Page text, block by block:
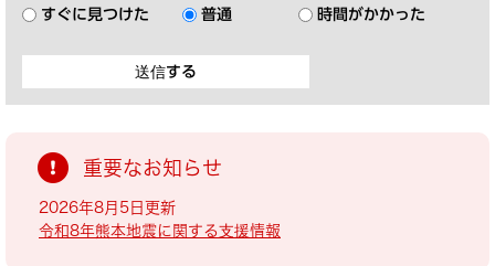
すぐに見つけた
普通 時間がかかった
重要なお知らせ
2026年8月5日更新
令和8年熊本地震に関する支援情報